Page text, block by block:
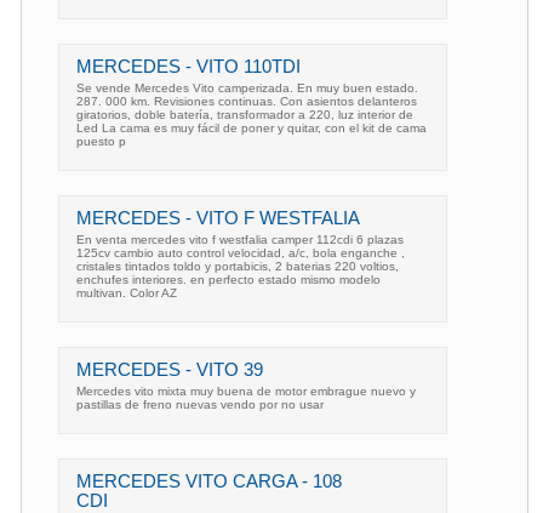
MERCEDES - VITO 110TDI
Se vende Mercedes Vito camperizada. En muy buen estado.
287. 000 km. Revisiones continuas. Con asientos delanteros
giratorios, doble batería, transformador a 220, luz interior de
Led La cama es muy fácil de poner y quitar, con el kit de cama
puesto p
MERCEDES - VITO F WESTFALIA
En venta mercedes vito f westfalia camper 112cdi 6 plazas
125cv cambio auto control velocidad, a/c, bola enganche ,
cristales tintados toldo y portabicis, 2 baterias 220 voltios,
enchufes interiores. en perfecto estado mismo modelo
multivan. Color AZ
MERCEDES - VITO 39
Mercedes vito mixta muy buena de motor embrague nuevo y
pastillas de freno nuevas vendo por no usar
MERCEDES VITO CARGA - 108
CDI